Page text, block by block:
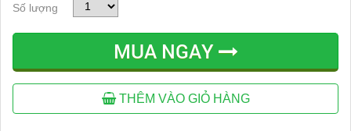
Số lượng
MUA NGAY
THÊM VÀO GIỎ HÀNG